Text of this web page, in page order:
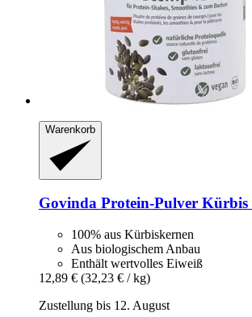
Warenkorb
Govinda Protein-​Pulver Kürbis
100% aus Kürbiskernen
Aus biologischem Anbau
Enthält wertvolles Eiweiß
12,89 € (32,23 € / kg)
Zustellung bis 12. August